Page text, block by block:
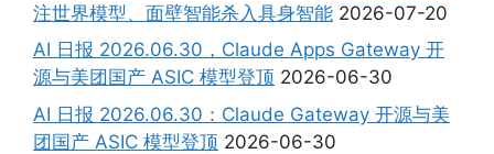
注世界模型、面壁智能杀入具身智能 2026-07-20
AI 日报 2026.06.30，Claude Apps Gateway 开
源与美团国产 ASIC 模型登顶 2026-06-30
AI 日报 2026.06.30：Claude Gateway 开源与美
团国产 ASIC 模型登顶 2026-06-30